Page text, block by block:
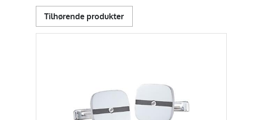
Tilhørende produkter